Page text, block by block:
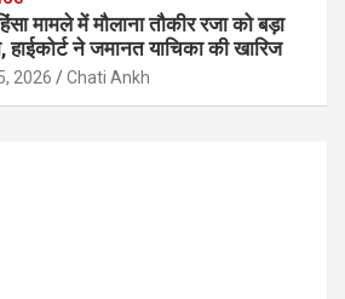
मामले में मौलाना तौकीर रजा को बड़ा
ने जमानत याचिका की खारिज
2026 Chati Ankh